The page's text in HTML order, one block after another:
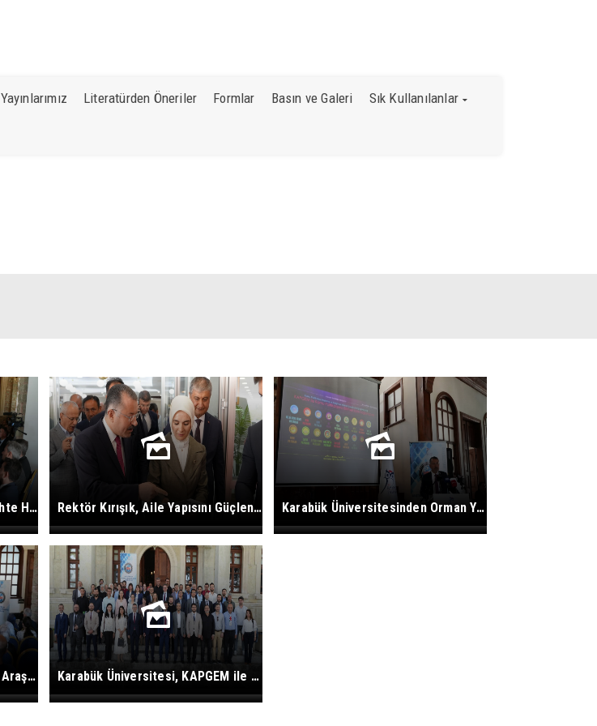
Yayınlarımız Literatürden Öneriler Formlar Basın ve Galeri Sık Kullanılanlar
KAPGEM, Türkiye’de Artan Sahte Haberlere Karşı Politika Önerisi Sundu Rektör Kırışık, Aile Yapısını Güçlendirecek Politika Önerisini Bakan Göktaş’a Sundu Karabük Üniversitesinden Orman Yangınlarına Karşı 19 Maddelik Bilim Temelli Politika Önerisi
KAPGEM ile Kamu Politikaları Araştırma ve Geliştirme Faaliyetleri Devam Ediyor Karabük Üniversitesi, KAPGEM ile Kamu Politikalarına Bilimsel Katkı Sağlayacak